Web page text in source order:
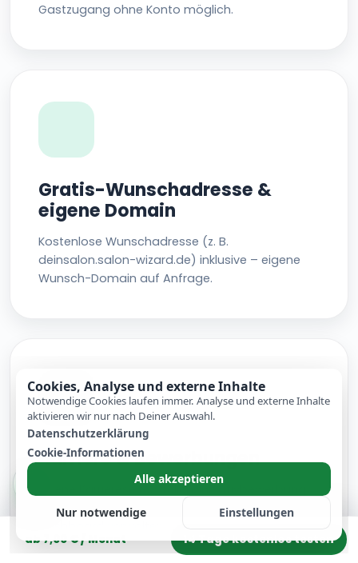
Gastzugang ohne Konto möglich.
Gratis-Wunschadresse &
eigene Domain
Kostenlose Wunschadresse (z. B.
deinsalon.salon-wizard.de) inklusive – eigene
Wunsch-Domain auf Anfrage.
Karriere & Bewerbungen
Eigene Karriereseite, Stellen, Initiativbewerbung
und Bewerbungsunterlagen direkt im Salon-
ab 7,00 € / Monat 14 Tage kostenlos testen
Cookies, Analyse und externe Inhalte
Notwendige Cookies laufen immer. Analyse und externe Inhalte
aktivieren wir nur nach Deiner Auswahl.
Datenschutzerklärung
Cookie-Informationen
Alle akzeptieren
Nur notwendige Einstellungen